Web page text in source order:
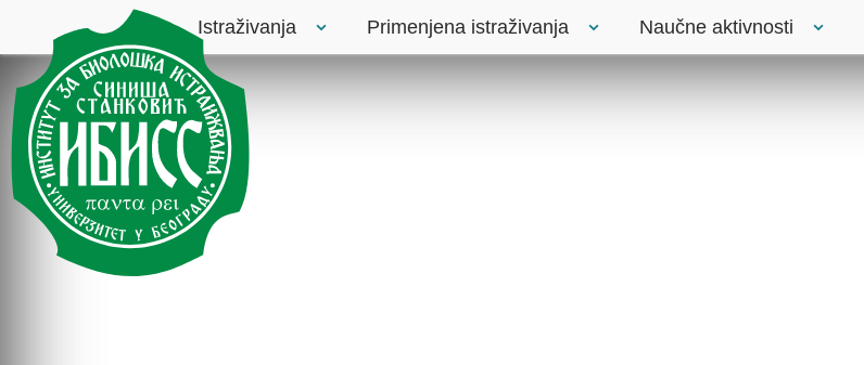
Istraživanja Primenjena istraživanja Naučne aktivnosti